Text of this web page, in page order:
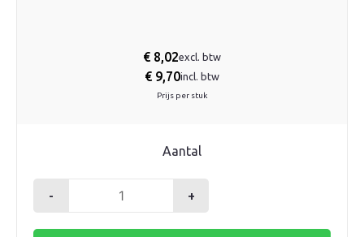
€ 8,02excl. btw
€ 9,70incl. btw
Prijs per stuk
Aantal
-
stuk
+